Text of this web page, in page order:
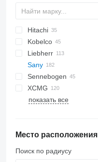
5299
BC
MC
307
320
345
RH
CC
QUY
Hitachi
EX
KH
SCX
CCH
Kobelco
7045
7055
7065
7150
CKE
Liebherr
HS
LG
LR
LTR
LS
CC
LC
MC
250
Sany
SCC
SCC500
SCC550
SCC800
SCC900
STC
STC500
Sennebogen
613
640
655
690
LS
SC
TTC
URW
XCMG
QY
QUY
25
показать все
Место расположения
Поиск по радиусу